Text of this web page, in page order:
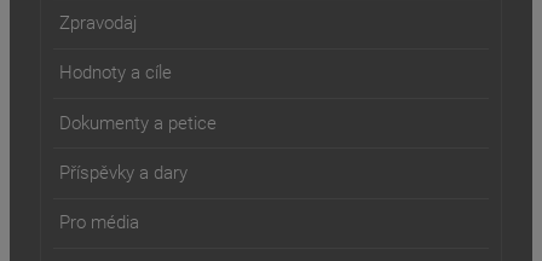
Zpravodaj
Hodnoty a cíle
Dokumenty a petice
Příspěvky a dary
Pro média